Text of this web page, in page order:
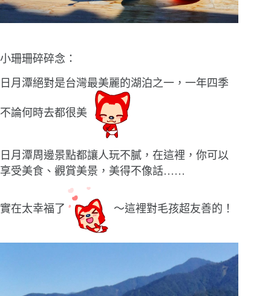
小珊珊碎碎念：
日月潭絕對是台灣最美麗的湖泊之一，一年四季
不論何時去都很美
日月潭周邊景點都讓人玩不膩，在這裡，你可以
享受美食、觀賞美景，美得不像話……
實在太幸福了 〜這裡對毛孩超友善的！